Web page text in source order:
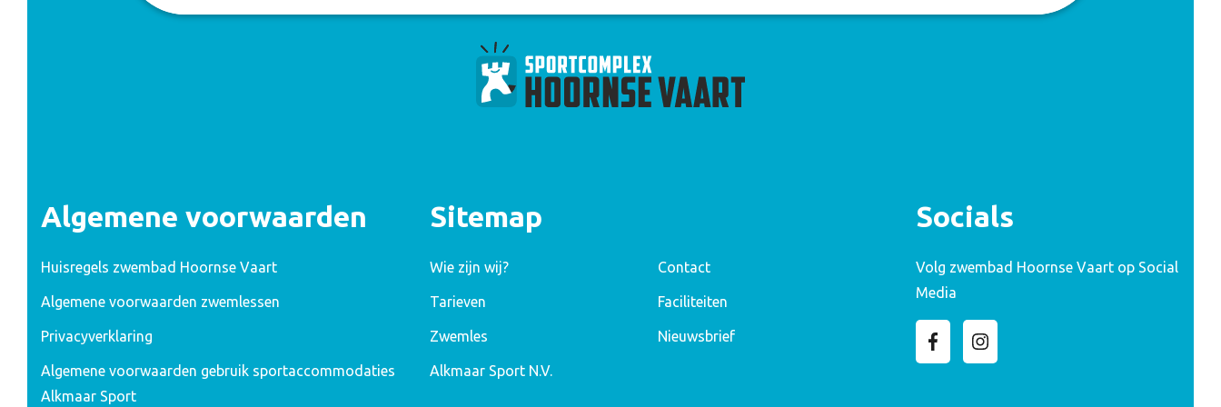
Algemene voorwaarden
Huisregels zwembad Hoornse Vaart
Algemene voorwaarden zwemlessen
Privacyverklaring
Algemene voorwaarden gebruik sportaccommodaties
Alkmaar Sport
Sitemap
Wie zijn wij? Contact
Tarieven Faciliteiten
Zwemles Nieuwsbrief
Alkmaar Sport N.V.
Socials
Volg zwembad Hoornse Vaart op Social
Media